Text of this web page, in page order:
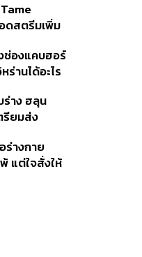
าฝืนเจอขั้น
ดสตรีมเพิ่ม
Man
ช่องแคบฮอร์
ร่านได้อะไร
ร่าง ฮลุน
รียมส่ง
ร่างกาย
แต่ใจสั่งให้